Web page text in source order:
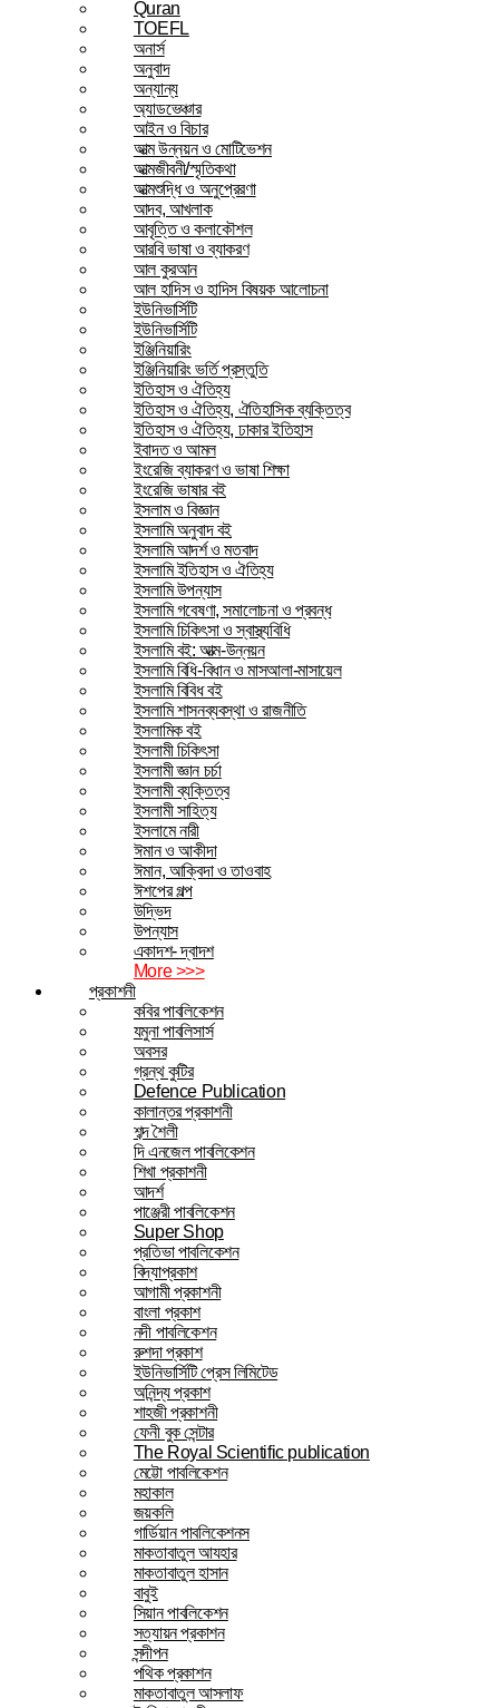
Quran
TOEFL
অনার্স
অনুবাদ
অন্যান্য
অ্যাডভেঞ্চার
আইন ও বিচার
আত্ম উন্নয়ন ও মোটিভেশন
আত্মজীবনী/স্মৃতিকথা
আত্মশুদ্ধি ও অনুপ্রেরণা
আদব, আখলাক
আবৃত্তি ও কলাকৌশল
আরবি ভাষা ও ব্যাকরণ
আল কুরআন
আল হাদিস ও হাদিস বিষয়ক আলোচনা
ইউনিভার্সিটি
ইউনিভার্সিটি
ইঞ্জিনিয়ারিং
ইঞ্জিনিয়ারিং ভর্তি প্রস্তুতি
ইতিহাস ও ঐতিহ্য
ইতিহাস ও ঐতিহ্য, ঐতিহাসিক ব্যক্তিত্ব
ইতিহাস ও ঐতিহ্য, ঢাকার ইতিহাস
ইবাদত ও আমল
ইংরেজি ব্যাকরণ ও ভাষা শিক্ষা
ইংরেজি ভাষার বই
ইসলাম ও বিজ্ঞান
ইসলামি অনুবাদ বই
ইসলামি আদর্শ ও মতবাদ
ইসলামি ইতিহাস ও ঐতিহ্য
ইসলামি উপন্যাস
ইসলামি গবেষণা, সমালোচনা ও প্রবন্ধ
ইসলামি চিকিৎসা ও স্বাস্থ্যবিধি
ইসলামি বই: আত্ম-উন্নয়ন
ইসলামি বিধি-বিধান ও মাসআলা-মাসায়েল
ইসলামি বিবিধ বই
ইসলামি শাসনব্যবস্থা ও রাজনীতি
ইসলামিক বই
ইসলামী চিকিৎসা
ইসলামী জ্ঞান চর্চা
ইসলামী ব্যক্তিত্ব
ইসলামী সাহিত্য
ইসলামে নারী
ঈমান ও আকীদা
ঈমান, আক্বিদা ও তাওবাহ
ঈশপের গল্প
উদ্ভিদ
উপন্যাস
একাদশ- দ্বাদশ
More >>>
প্রকাশনী
কবির পাবলিকেশন
যমুনা পাবলিসার্স
অবসর
গ্রন্থ কুটির
Defence Publication
কালান্তর প্রকাশনী
শব্দ শৈলী
দি এনজেল পাবলিকেশন
শিখা প্রকাশনী
আদর্শ
পাঞ্জেরী পাবলিকেশন
Super Shop
প্রতিভা পাবলিকেশন
বিদ্যাপ্রকাশ
আগামী প্রকাশনী
বাংলা প্রকাশ
নদী পাবলিকেশন
রুশদা প্রকাশ
ইউনিভার্সিটি প্রেস লিমিটেড
অনিন্দ্য প্রকাশ
শাহজী প্রকাশনী
ফেনী বুক সেন্টার
The Royal Scientific publication
মেট্টো পাবলিকেশন
মহাকাল
জয়কলি
গার্ডিয়ান পাবলিকেশনস
মাকতাবাতুল আযহার
মাকতাবাতুল হাসান
বাবুই
সিয়ান পাবলিকেশন
সত্যায়ন প্রকাশন
সন্দীপন
পথিক প্রকাশন
মাকতাবাতুল আসলাফ